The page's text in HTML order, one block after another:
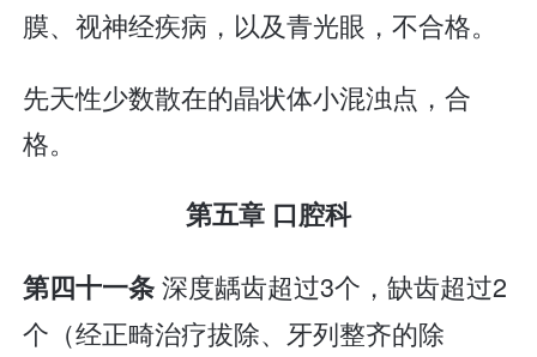
膜、视神经疾病，以及青光眼，不合格。
先天性少数散在的晶状体小混浊点，合
格。
第五章 口腔科
第四十一条深度龋齿超过3个，缺齿超过2
个（经正畸治疗拔除、牙列整齐的除